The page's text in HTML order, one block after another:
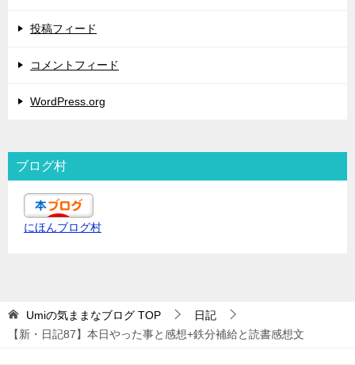
投稿フィード
コメントフィード
WordPress.org
ブログ村
にほんブログ村
Umiの気ままなブログ TOP
日記
【新・日記87】本日やった事と感想+鉄分補給と読書感想文